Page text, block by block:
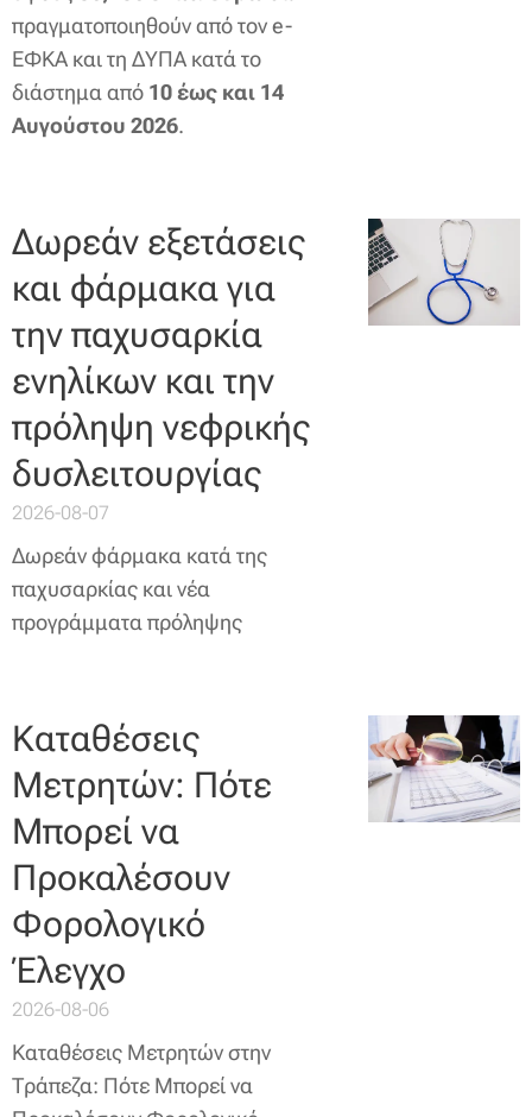
πραγματοποιηθούν από τον e-
ΕΦΚΑ και τη ΔΥΠΑ κατά το
διάστημα από 10 έως και 14
Αυγούστου 2026.
Δωρεάν εξετάσεις
και φάρμακα για
την παχυσαρκία
ενηλίκων και την
πρόληψη νεφρικής
δυσλειτουργίας
2026-08-07
Δωρεάν φάρμακα κατά της
παχυσαρκίας και νέα
προγράμματα πρόληψης
Καταθέσεις
Μετρητών: Πότε
Μπορεί να
Προκαλέσουν
Φορολογικό
Έλεγχο
2026-08-06
Καταθέσεις Μετρητών στην
Τράπεζα: Πότε Μπορεί να